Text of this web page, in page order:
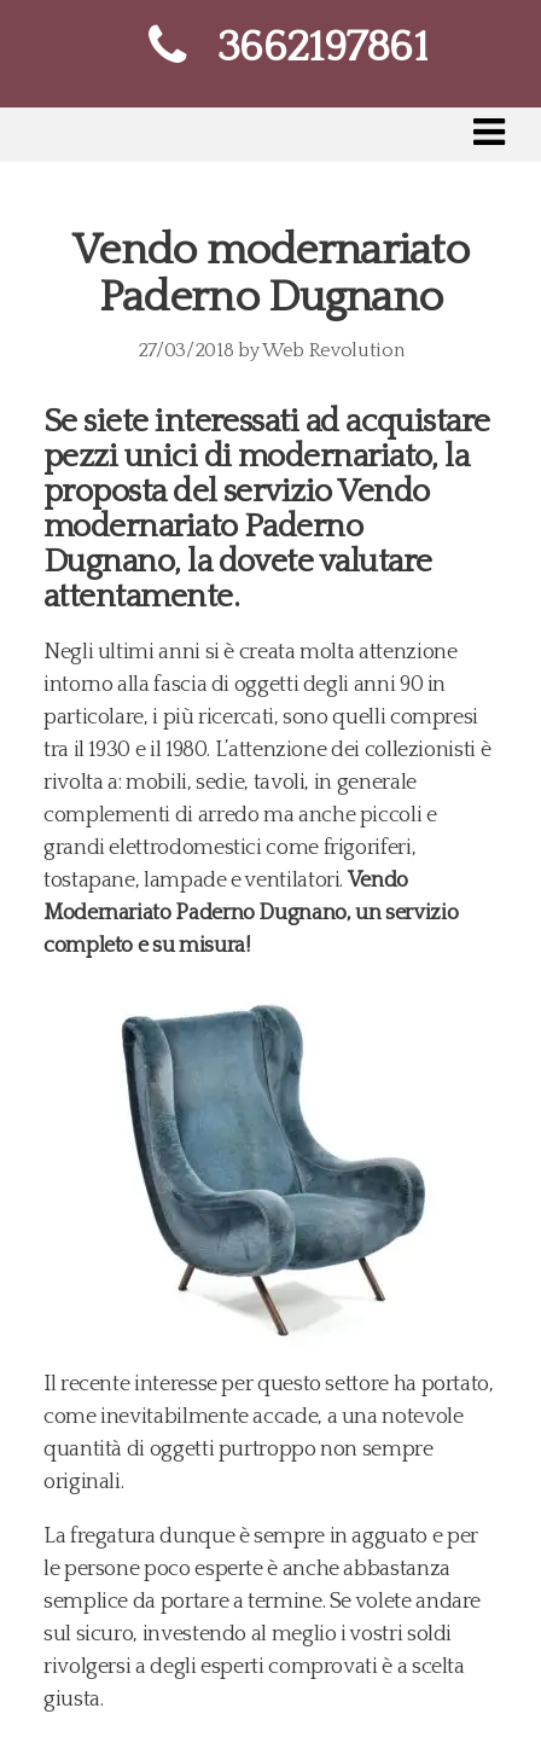
3662197861
Vendo modernariato
Paderno Dugnano
27/03/2018 byWeb Revolution
Se siete interessati ad acquistare
pezzi unici di modernariato, la
proposta del servizio Vendo
modernariato Paderno
Dugnano, la dovete valutare
attentamente.
Negli ultimi anni si è creata molta attenzione
intorno alla fascia di oggetti degli anni 90 in
particolare, i più ricercati, sono quelli compresi
tra il 1930 e il 1980. L’attenzione dei collezionisti è
rivolta a: mobili, sedie, tavoli, in generale
complementi di arredo ma anche piccoli e
grandi elettrodomestici come frigoriferi,
tostapane, lampade e ventilatori.Vendo
Modernariato Paderno Dugnano, un servizio
completo e su misura!
Il recente interesse per questo settore ha portato,
come inevitabilmente accade, a una notevole
quantità di oggetti purtroppo non sempre
originali.
La fregatura dunque è sempre in agguato e per
le persone poco esperte è anche abbastanza
semplice da portare a termine. Se volete andare
sul sicuro, investendo al meglio i vostri soldi
rivolgersi a degli esperti comprovati è a scelta
giusta.